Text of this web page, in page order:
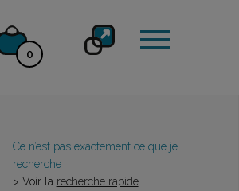
0
Ce n’est pas exactement ce que je
recherche
> Voir la recherche rapide